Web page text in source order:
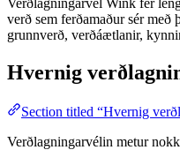
verð sem ferðamaður sér
grunnverð, verðáætlanir,
Hvernig
Section titled “Hvernig
Verðlagningarvélin metur